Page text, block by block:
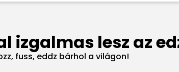
izgalmas lesz az
fuss, eddz bárhol a világon!